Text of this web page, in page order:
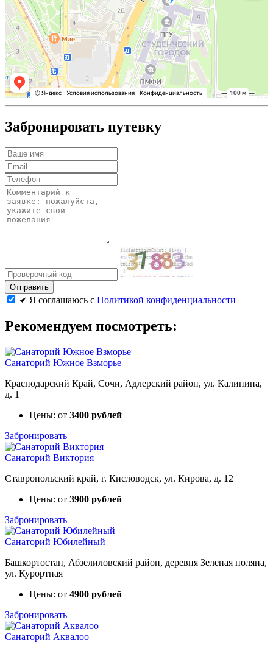
Забронировать путевку
Я соглашаюсь с Политикой конфиденциальности
Рекомендуем посмотреть:
Санаторий Южное Взморье
Краснодарский Край, Сочи, Адлерский район, ул. Калинина,
д. 1
Цены: от 3400 рублей
Забронировать
Санаторий Виктория
Ставропольский край, г. Кисловодск, ул. Кирова, д. 12
Цены: от 3900 рублей
Забронировать
Санаторий Юбилейный
Башкортостан, Абзелиловский район, деревня Зеленая поляна,
ул. Курортная
Цены: от 4900 рублей
Забронировать
Санаторий Аквалоо